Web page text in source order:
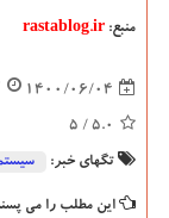
منبع: rastablog.ir
1400/06/04
5.0
/ 5
تگهای خبر:
این مطلب را می